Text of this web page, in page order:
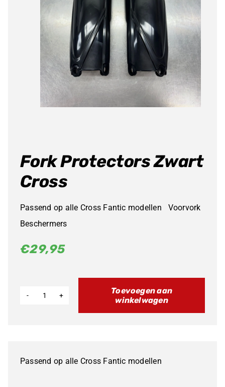
Fork Protectors Zwart
Cross
Passend op alle Cross Fantic modellen Voorvork
Beschermers
€29,95
aantal
Toevoegen aan
winkelwagen
Passend op alle Cross Fantic modellen